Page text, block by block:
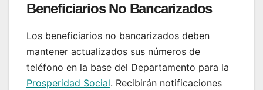
Beneficiarios No Bancarizados
Los beneficiarios no bancarizados deben
mantener actualizados sus números de
teléfono en la base del Departamento para la
Prosperidad Social. Recibirán notificaciones